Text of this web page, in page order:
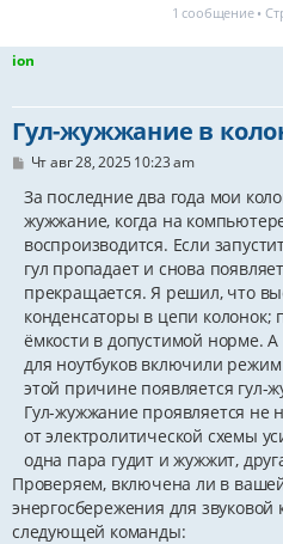
1 сообщение •
ion
Гул-жужжание в
С
о
щ
е
н
и
е
Чт авг 28, 2025 10:23 am
За последние два года мои
жужжание, когда на
воспроизводится. Если
гул пропадает и снова
прекращается. Я решил, что
конденсаторы в цепи колонок;
ёмкости в допустимой норме.
для ноутбуков включили
этой причине появляется гул-
Гул-жужжание проявляется не
от электролитической схемы
одна пара гудит и жужжит,
Проверяем, включена ли в
энергосбережения для
следующей команды: